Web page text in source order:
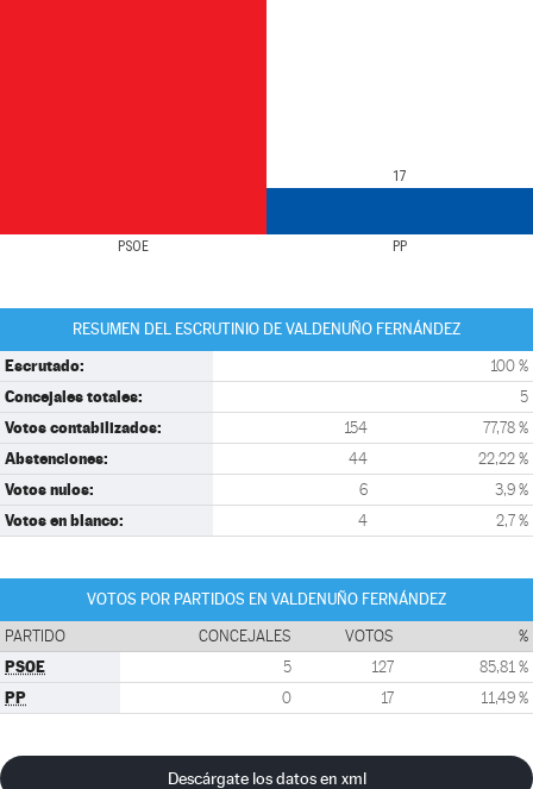
PSOE PP
17
RESUMEN DEL ESCRUTINIO DE VALDENUÑO FERNÁNDEZ
Escrutado: 100 %
Concejales totales: 5
Votos contabilizados: 154 77,78 %
Abstenciones: 44 22,22 %
Votos nulos: 6 3,9 %
Votos en blanco: 4 2,7 %
VOTOS POR PARTIDOS EN VALDENUÑO FERNÁNDEZ
PARTIDO CONCEJALES VOTOS %
PSOE 5 127 85,81 %
PP 0 17 11,49 %
Descárgate los datos en xml